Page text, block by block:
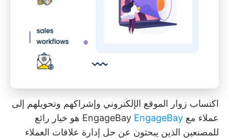
اكتساب زوار الموقع الإلكتروني وإشراكهم وتحويلهم إلى
عملاء مع EngageBay EngageBay
هو خيار رائع
للمصنعين الذين يبحثون عن حل إدارة علاقات العملاء